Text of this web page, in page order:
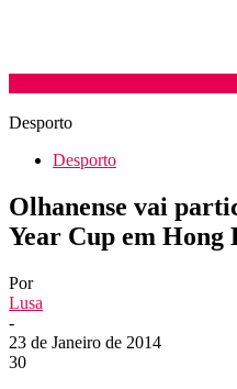
Desporto
Desporto
Olhanense vai
Year Cup em Hong
Por
Lusa
-
23 de Janeiro de 2014
30